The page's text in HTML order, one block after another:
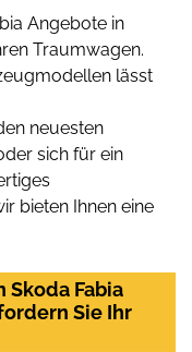
Angebote in
Traumwagen.
lässt
neuesten
sich für ein
bieten Ihnen eine
Fabia
Sie Ihr